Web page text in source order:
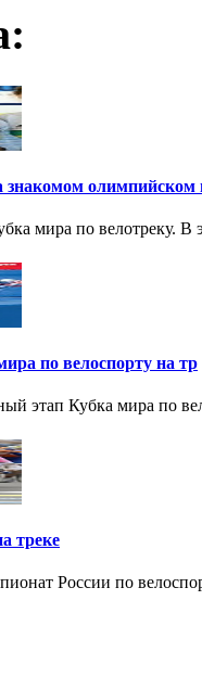
олимпийском
мира по велотреку.
по велоспорту на тр
этап Кубка мира по
треке
России по